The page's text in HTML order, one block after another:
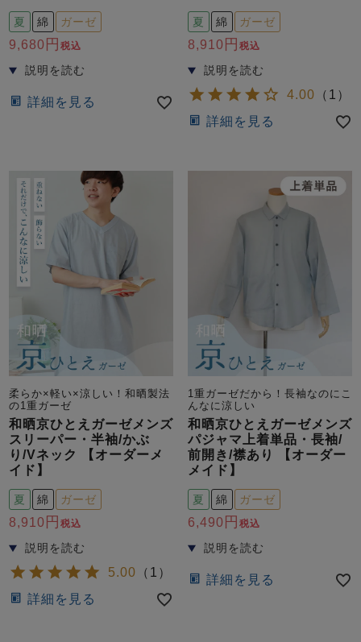
夏 綿 ガーゼ
9,680 税込
詳細を見る
夏 綿 ガーゼ
8,910 税込
4.00 （ 1 ）
詳細を見る
柔らか×軽い×涼しい！和晒製法
の1重ガーゼ
和晒京ひとえガーゼメンズ
スリーパー・半袖/かぶ
り/Vネック 【オーダーメ
イド】
夏 綿 ガーゼ
8,910 税込
5.00 （ 1 ）
詳細を見る
1重ガーゼだから！長袖なのにこ
んなに涼しい
和晒京ひとえガーゼメンズ
パジャマ上着単品・長袖/
前開き/襟あり 【オーダー
メイド】
夏 綿 ガーゼ
6,490 税込
詳細を見る